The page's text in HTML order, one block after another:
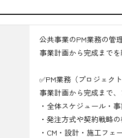
を最大化できる仕事
望のある方は別途ご相談くださ
、中部地方、近畿地方など）
望する業務をお選びください。＞
）施工管理
公共事業のPM業務の管
事業計画から完成まで
✅PM業務（プロジェク
事業計画から完成まで
・全体スケジュール・
・発注方式や契約戦略
・CM・設計・施工フェ